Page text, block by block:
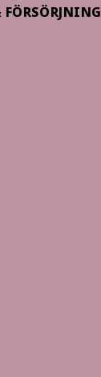
FÖRSÖRJNING